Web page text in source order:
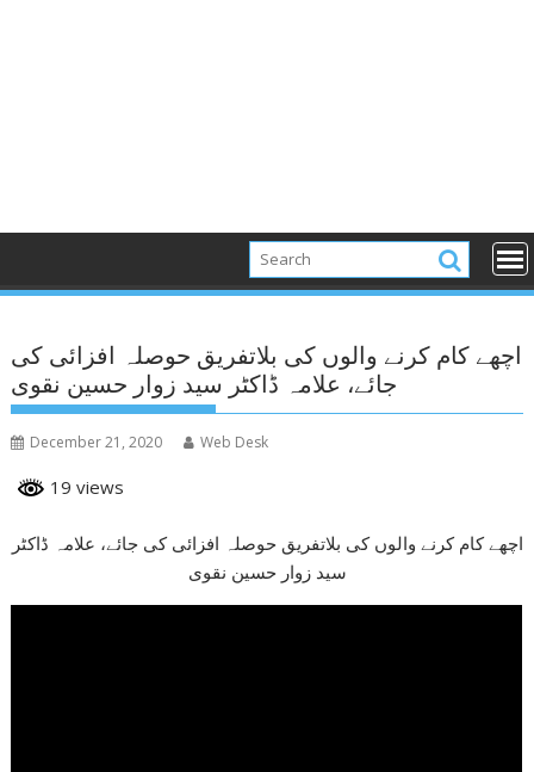
اچھے کام کرنے والوں کی بلاتفریق حوصلہ افزائی کی
جائے، علامہ ڈاکٹر سید زوار حسین نقوی
December 21, 2020 Web Desk
19 views
اچھے کام کرنے والوں کی بلاتفریق حوصلہ افزائی کی جائے، علامہ ڈاکٹر
سید زوار حسین نقوی